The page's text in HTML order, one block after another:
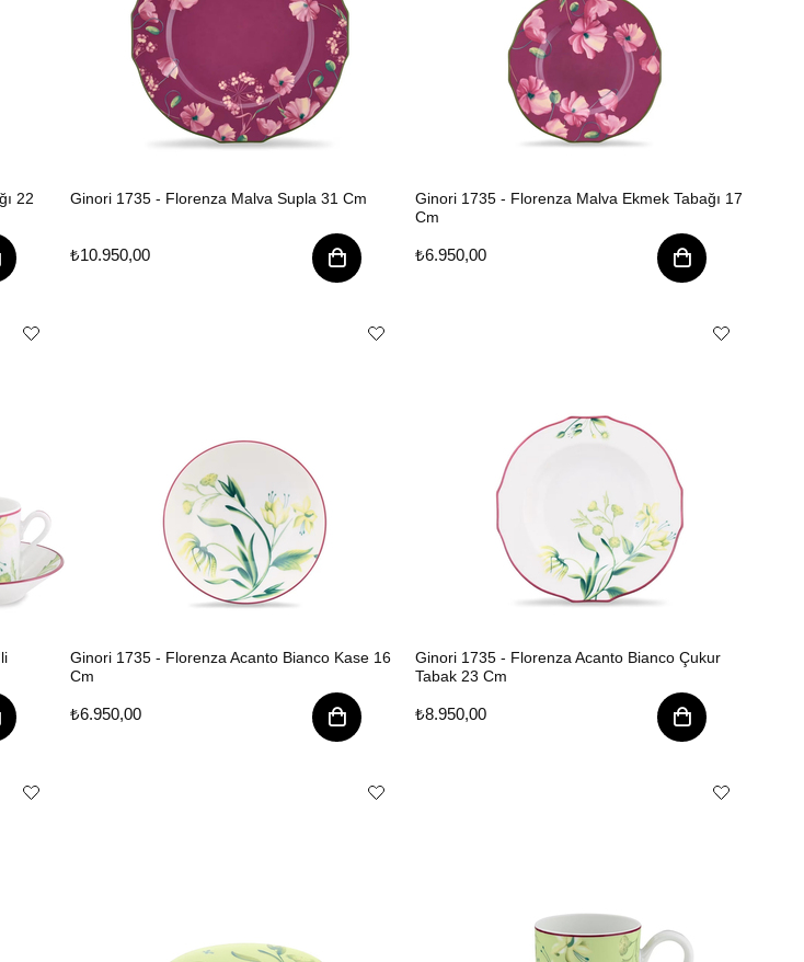
22
Ginori 1735 - Florenza Malva Supla 31 Cm
₺10.950,00
Ginori 1735 - Florenza Malva Ekmek Tabağı 17
Cm
₺6.950,00
Ginori 1735 - Florenza Acanto Bianco Kase 16
Cm
₺6.950,00
Ginori 1735 - Florenza Acanto Bianco Çukur
Tabak 23 Cm
₺8.950,00